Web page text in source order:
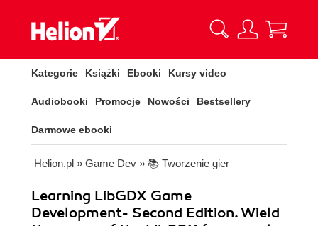
Kategorie Książki Ebooki Kursy video
Audiobooki Promocje Nowości Bestsellery
Darmowe ebooki
Helion.pl » Game Dev » 📚 Tworzenie gier
Learning LibGDX Game
Development- Second Edition. Wield